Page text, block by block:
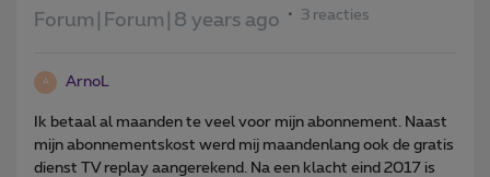
Forum|Forum|8 years ago 3 reacties
A ArnoL
Ik betaal al maanden te veel voor mijn abonnement. Naast
mijn abonnementskost werd mij maandenlang ook de gratis
dienst TV replay aangerekend. Na een klacht eind 2017 is